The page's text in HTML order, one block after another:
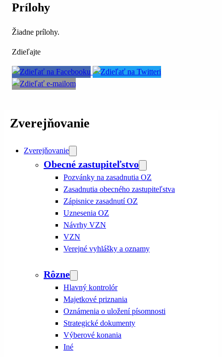
Prílohy
Žiadne prílohy.
Zdieľajte
Zverejňovanie
Zverejňovanie
Obecné zastupiteľstvo
Pozvánky na zasadnutia OZ
Zasadnutia obecného zastupiteľstva
Zápisnice zasadnutí OZ
Uznesenia OZ
Návrhy VZN
VZN
Verejné vyhlášky a oznamy
Rôzne
Hlavný kontrolór
Majetkové priznania
Oznámenia o uložení písomnosti
Strategické dokumenty
Výberové konania
Iné